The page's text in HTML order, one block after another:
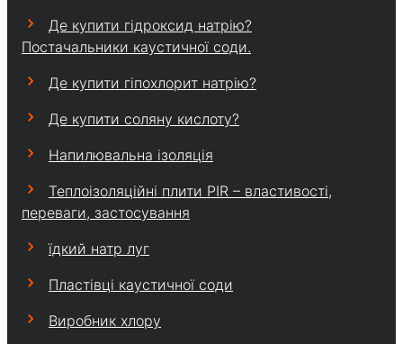
Де купити гідроксид натрію?
Постачальники каустичної соди.
Де купити гіпохлорит натрію?
Де купити соляну кислоту?
Напилювальна ізоляція
Теплоізоляційні плити PIR – властивості,
переваги, застосування
їдкий натр луг
Пластівці каустичної соди
Виробник хлору